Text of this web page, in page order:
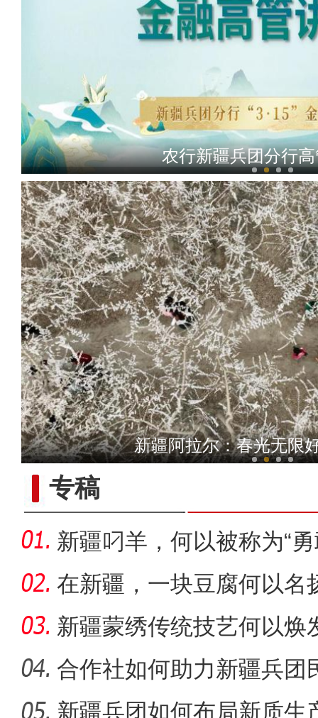
新疆阿拉尔市：良好生态吸
全力开展公正检验 助力
清明小长假新疆沙
专稿
新疆叼羊，何以被称为“
在新疆，一块豆腐何以名
新疆蒙绣传统技艺何以焕
合作社如何助力新疆兵团
新疆兵团如何布局新质生